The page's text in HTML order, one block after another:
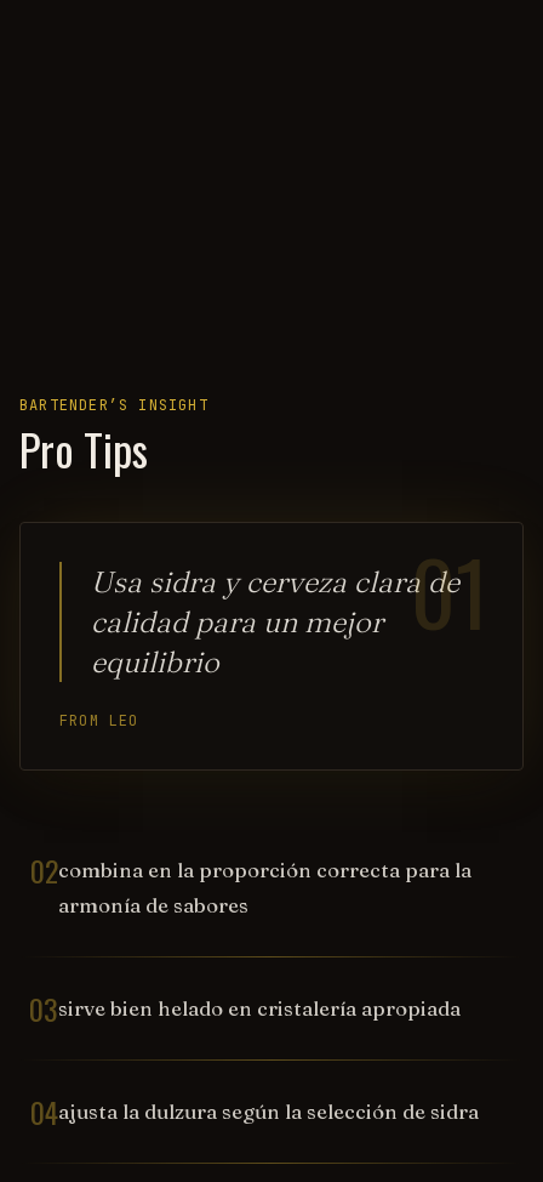
BARTENDER’S INSIGHT
Pro Tips
01
Usa sidra y cerveza clara de
calidad para un mejor
equilibrio
FROM LEO
02combina en la proporción correcta para la
armonía de sabores
03sirve bien helado en cristalería apropiada
04ajusta la dulzura según la selección de sidra